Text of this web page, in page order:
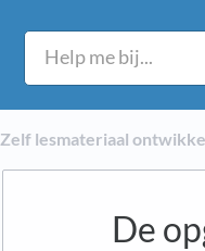
​Zelf lesmateriaal
De